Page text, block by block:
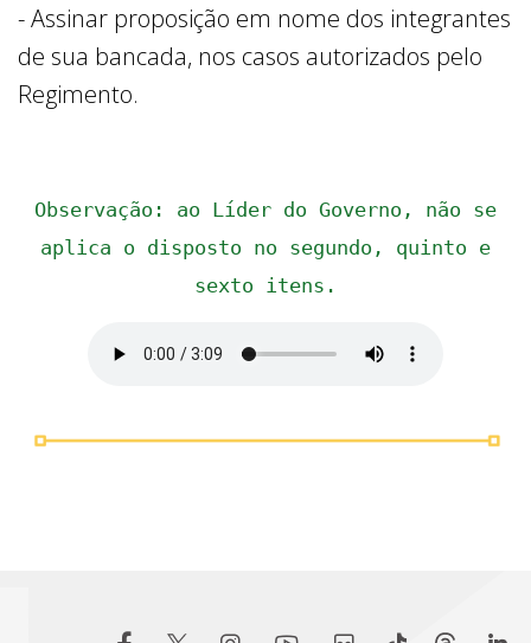
- Assinar proposição em nome dos integrantes
de sua bancada, nos casos autorizados pelo
Regimento.
Observação: ao Líder do Governo, não se
aplica o disposto no segundo, quinto e
sexto itens.